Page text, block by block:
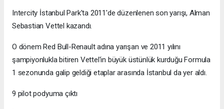
Intercity İstanbul Park'ta 2011'de düzenlenen son yarışı, Alman
Sebastian Vettel kazandı.
O dönem Red Bull-Renault adına yarışan ve 2011 yılını
şampiyonlukla bitiren Vettel'in büyük üstünlük kurduğu Formula
1 sezonunda galip geldiği etaplar arasında İstanbul da yer aldı.
9 pilot podyuma çıktı